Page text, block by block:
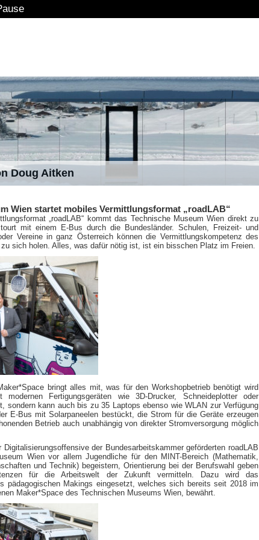
Doug Aitken
Wien startet mobiles Vermittlungsformat „roadLAB“
„roadLAB“ kommt das Technische Museum Wien direkt zu
mit einem E-Bus durch die Bundesländer. Schulen, Freizeit- und
Vereine in ganz Österreich können die Vermittlungskompetenz des
sich holen. Alles, was dafür nötig ist, ist ein bisschen Platz im Freien.
bringt alles mit, was für den Workshopbetrieb benötigt wird
Fertigungsgeräten wie 3D-Drucker, Schneideplotter oder
sondern kann auch bis zu 35 Laptops ebenso wie WLAN zur Verfügung
E-Bus mit Solarpaneelen bestückt, die Strom für die Geräte erzeugen
Betrieb auch unabhängig von direkter Stromversorgung möglich
der Bundesarbeitskammer geförderten roadLAB
Wien vor allem Jugendliche für den MINT-Bereich (Mathematik,
und Technik) begeistern, Orientierung bei der Berufswahl geben
für die Arbeitswelt der Zukunft vermitteln. Dazu wird das
pädagogischen Makings eingesetzt, welches sich bereits seit 2018 im
Maker*Space des Technischen Museums Wien, bewährt.